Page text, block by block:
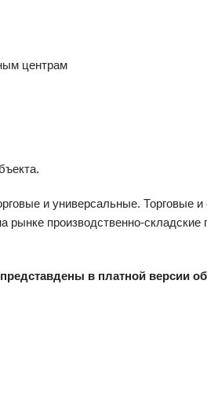
центрам
и универсальные. Торговые
рынке производственно-
в платной версии